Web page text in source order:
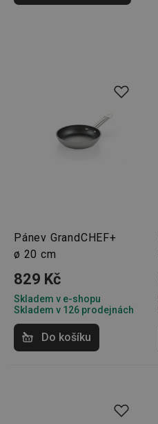
Pánev GrandCHEF+
ø 20 cm
829 Kč
Skladem v e-shopu
Skladem v 126 prodejnách
Do košíku